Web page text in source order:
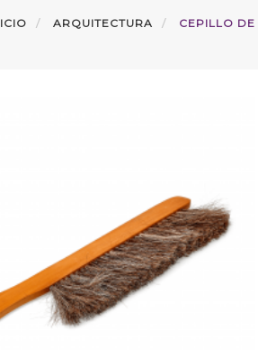
ARQUITECTURA CEPILLO